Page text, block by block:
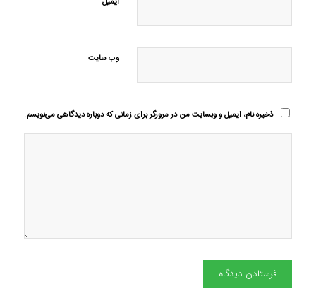
وب‌ سایت
ذخیره نام، ایمیل و وبسایت من در مرورگر برای زمانی که دوباره دیدگاهی می‌نویسم.